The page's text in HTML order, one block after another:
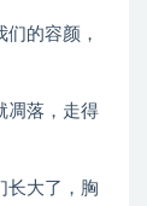
的容颜，
凋落，走得
长大了，胸